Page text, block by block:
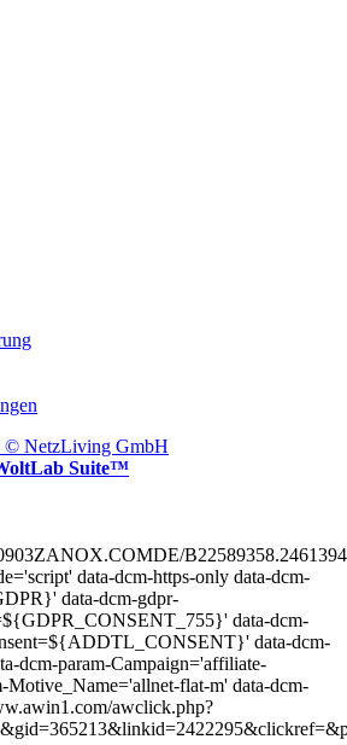
© NetzLiving GmbH
Suite™
data-dcm-https-only data-dcm-
data-dcm-gdpr-
data-dcm-
data-dcm-
dcm-param-Campaign='affiliate-
Motive_Name='allnet-flat-m' data-dcm-
awclick.php?